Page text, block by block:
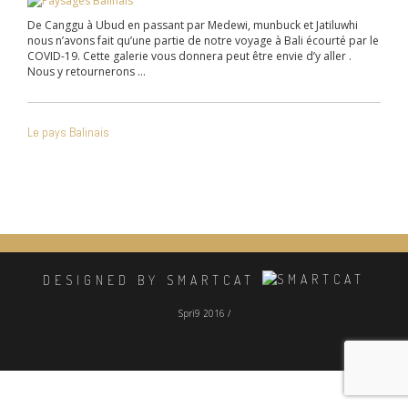
De Canggu à Ubud en passant par Medewi, munbuck et Jatiluwhi
nous n’avons fait qu’une partie de notre voyage à Bali écourté par le
COVID-19. Cette galerie vous donnera peut être envie d’y aller .
Nous y retournerons …
DE
Le pays Balinais
DESIGNED BY SMARTCAT
Spri9 2016 /